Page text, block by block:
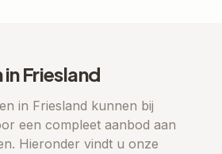
inFriesland
in Friesland kunnen bij
een compleet aanbod aan
Hieronder vindt u onze